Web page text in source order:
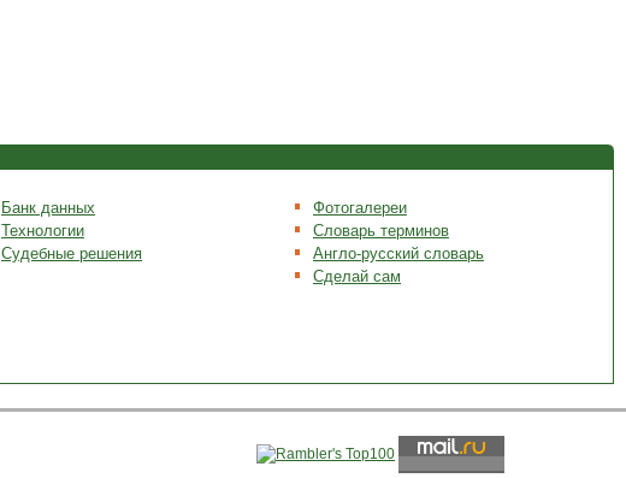
Банк данных
Технологии
Судебные решения
Фотогалереи
Словарь терминов
Англо-русский словарь
Сделай сам